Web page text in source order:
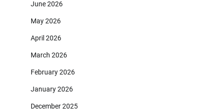
June 2026
May 2026
April 2026
March 2026
February 2026
January 2026
December 2025